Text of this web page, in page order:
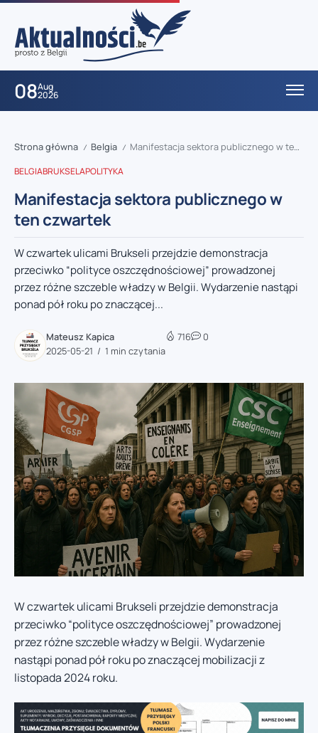
08Aug
2026
Strona główna / Belgia / Manifestacja sektora publicznego w ten czwartek
BELGIABRUKSELAPOLITYKA
Manifestacja sektora publicznego w
ten czwartek
W czwartek ulicami Brukseli przejdzie demonstracja
przeciwko “polityce oszczędnościowej” prowadzonej
przez różne szczeble władzy w Belgii. Wydarzenie nastąpi
ponad pół roku po znaczącej...
Mateusz Kapica
2025-05-21
1 min czytania
716 0
W czwartek ulicami Brukseli przejdzie demonstracja
przeciwko “polityce oszczędnościowej” prowadzonej
przez różne szczeble władzy w Belgii. Wydarzenie
nastąpi ponad pół roku po znaczącej mobilizacji z
listopada 2024 roku.